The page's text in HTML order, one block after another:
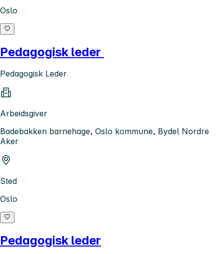
Oslo
Pedagogisk leder
Pedagogisk Leder
Arbeidsgiver
Badebakken barnehage, Oslo kommune, Bydel Nordre
Aker
Sted
Oslo
Pedagogisk leder